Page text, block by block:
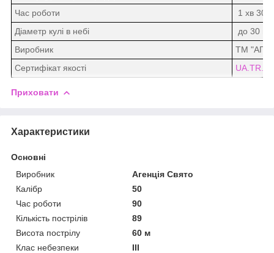
Час роботи
1 хв 30
Діаметр кулі в небі
до 30
Виробник
ТМ
Сертифікат якості
Приховати
Характеристики
Основні
Виробник
Агенція Свято
Калібр
50
Час роботи
90
Кількість пострілів
89
Висота пострілу
60 м
Клас небезпеки
III